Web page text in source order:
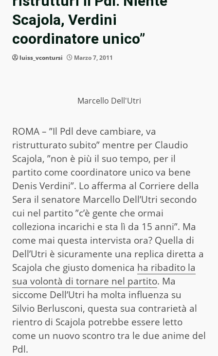
Scajola, Verdini
coordinatore unico”
luiss_vcontursi Marzo 7, 2011
Marcello Dell'Utri
ROMA – ”Il Pdl deve cambiare, va
ristrutturato subito” mentre per Claudio
Scajola, ”non è più il suo tempo, per il
partito come coordinatore unico va bene
Denis Verdini”. Lo afferma al Corriere della
Sera il senatore Marcello Dell’Utri secondo
cui nel partito ”c’è gente che ormai
colleziona incarichi e sta lì da 15 anni”. Ma
come mai questa intervista ora? Quella di
Dell’Utri è sicuramente una replica diretta a
Scajola che giusto domenica ha ribadito la
sua volontà di tornare nel partito. Ma
siccome Dell’Utri ha molta influenza su
Silvio Berlusconi, questa sua contrarietà al
rientro di Scajola potrebbe essere letto
come un nuovo scontro tra le due anime del
Pdl.